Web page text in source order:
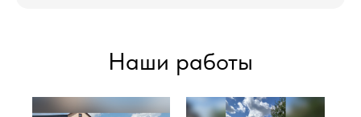
Наши работы